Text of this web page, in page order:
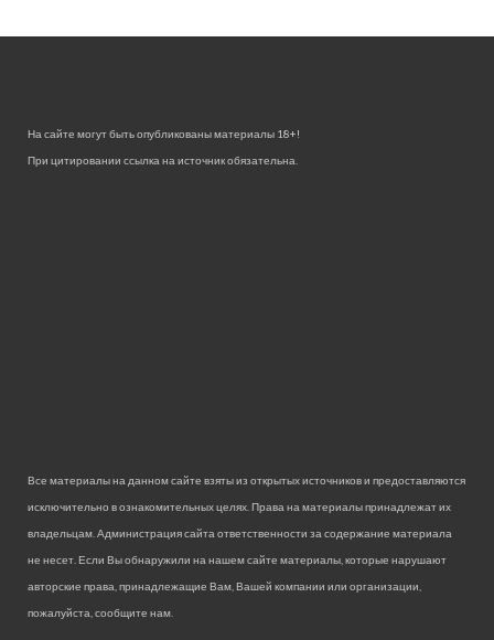
На сайте могут быть опубликованы материалы 18+!
При цитировании ссылка на источник обязательна.
Все материалы на данном сайте взяты из открытых источников и предоставляются
исключительно в ознакомительных целях. Права на материалы принадлежат их
владельцам. Администрация сайта ответственности за содержание материала
не несет. Если Вы обнаружили на нашем сайте материалы, которые нарушают
авторские права, принадлежащие Вам, Вашей компании или организации,
пожалуйста, сообщите нам.